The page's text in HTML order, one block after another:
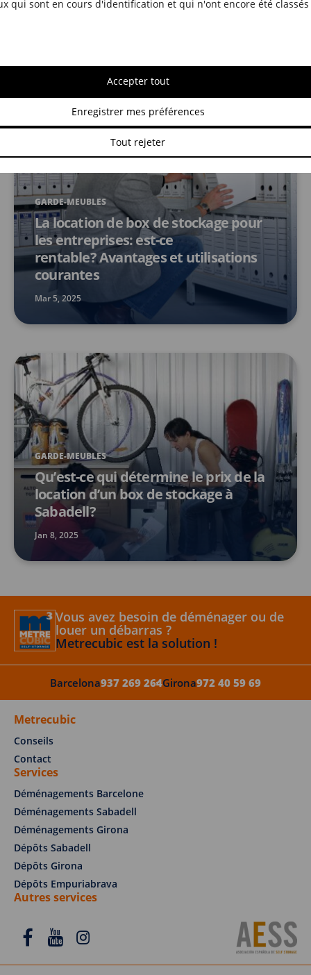
qui sont en cours d'identification et qui n'ont encore été
Tout rejeter
Enregistrer mes préférences
Accepter tout
GARDE-MEUBLES
La location de box de stockage pour
les entreprises: est-ce
rentable? Avantages et utilisations
courantes
Mar 5, 2025
GARDE-MEUBLES
Qu’est-ce qui détermine le prix de la
location d’un box de stockage à
Sabadell?
Jan 8, 2025
Vous avez besoin de déménager ou de
louer un débarras ?
Metrecubic est la solution !
Barcelona937 269 264Girona972 40 59 69
Metrecubic
Conseils
Contact
Services
Déménagements Barcelone
Déménagements Sabadell
Déménagements Girona
Dépôts Sabadell
Dépôts Girona
Dépôts Empuriabrava
Autres services